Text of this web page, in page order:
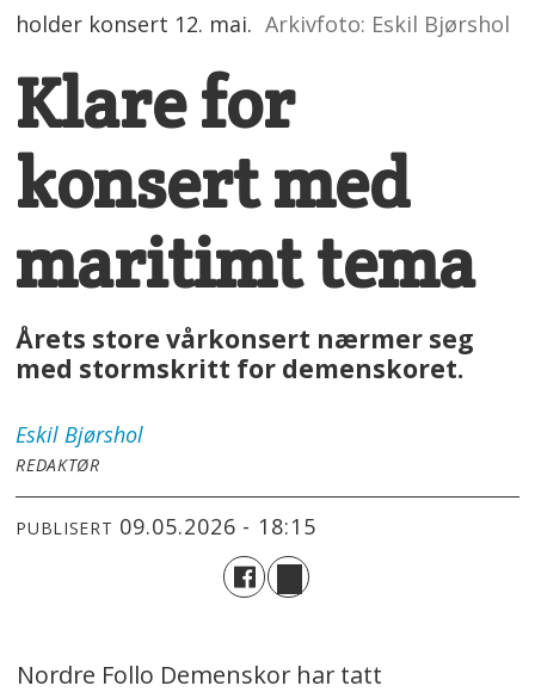
holder konsert 12. mai. Arkivfoto: Eskil Bjørshol
Klare for
konsert med
maritimt tema
Årets store vårkonsert nærmer seg
med stormskritt for demenskoret.
Eskil Bjørshol
REDAKTØR
PUBLISERT 09.05.2026 - 18:15
Nordre Follo Demenskor har tatt